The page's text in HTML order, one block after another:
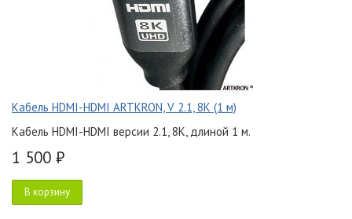
Кабель HDMI-HDMI ARTKRON, V 2.1, 8K (1 м)
Кабель HDMI-HDMI версии 2.1, 8K, длиной 1 м.
1 500 ₽
В корзину